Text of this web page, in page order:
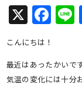
X
こんにちは！
最近はあったかいで
気温の変化には十分